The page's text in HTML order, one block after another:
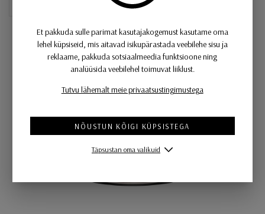
Et pakkuda sulle parimat kasutajakogemust kasutame oma
lehel küpsiseid, mis aitavad isikupärastada veebilehe sisu ja
reklaame, pakkuda sotsiaalmeedia funktsioone ning
analüüsida veebilehel toimuvat liiklust.
Tutvu lähemalt meie privaatsustingimustega
NÕUSTUN KÕIGI KÜPSISTEGA
Täpsustan oma valikuid